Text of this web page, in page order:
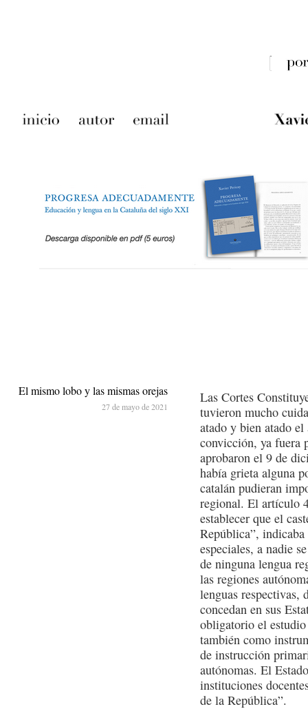
Las Cortes
tuvieron mucho
atado y bien atado
convicción, ya fuera
aprobaron el 9 de
había grieta alguna
catalán pudieran
regional. El artículo
establecer que el
República”, indicaba
especiales, a nadie
de ninguna lengua
las regiones
lenguas respectivas,
concedan en sus
obligatorio el estudio
también como
de instrucción
autónomas. El
instituciones
de la República”.
El mismo lobo y las mismas orejas
27 de mayo de 2021